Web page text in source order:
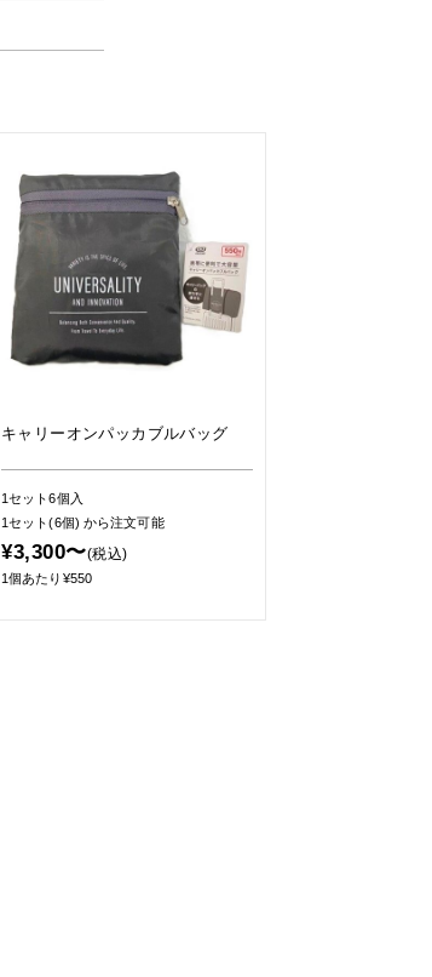
キャリーオンパッカブルバッグ
1セット6個入
1セット(6個) から注文可能
¥3,300〜(税込)
1個あたり¥550